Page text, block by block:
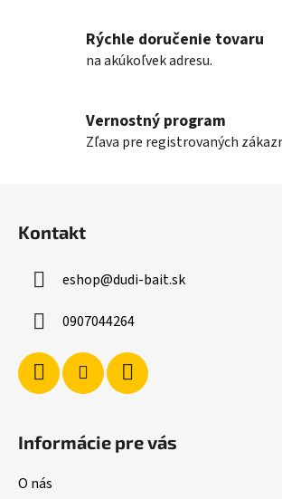
v
ý
p
u
Rýchle doručenie tovaru
na akúkoľvek adresu.
Vernostný program
Zľava pre registrovaných
Kontakt
eshop@dudi-bait.sk
0907044264
Informácie pre vás
O nás